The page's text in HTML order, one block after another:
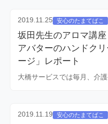
2019.11.25 安心のたまてばこ
坂田先生のアロマ講
アバターのハンドク
ージ」レポート
大橋サービスでは毎月、介
2019.11.19 安心のたまてばこ